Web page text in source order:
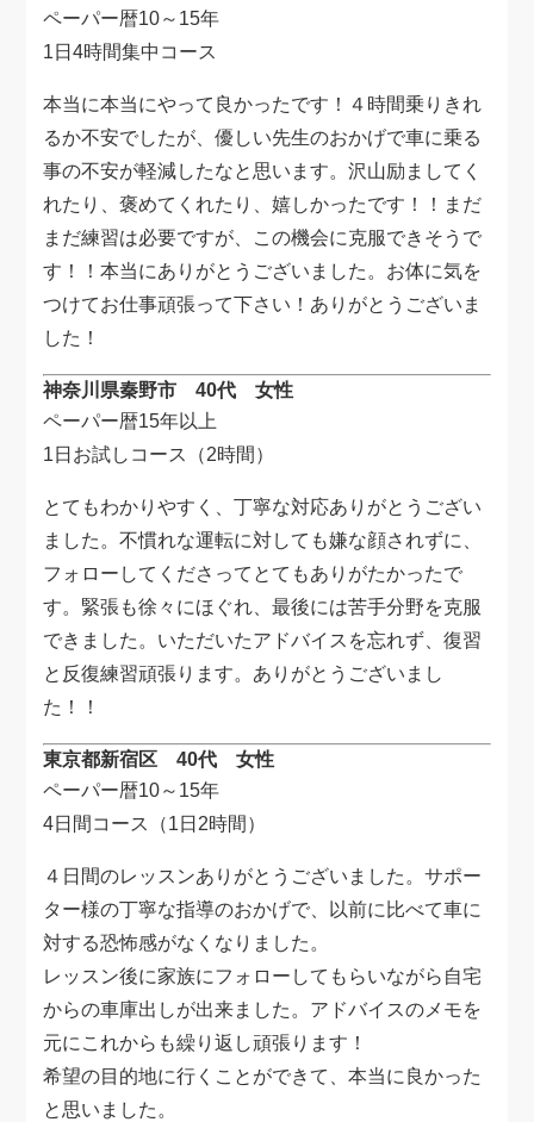
ペーパー暦10～15年
1日4時間集中コース
本当に本当にやって良かったです！４時間乗りきれ
るか不安でしたが、優しい先生のおかげで車に乗る
事の不安が軽減したなと思います。沢山励ましてく
れたり、褒めてくれたり、嬉しかったです！！まだ
まだ練習は必要ですが、この機会に克服できそうで
す！！本当にありがとうございました。お体に気を
つけてお仕事頑張って下さい！ありがとうございま
した！
神奈川県秦野市 40代 女性
ペーパー暦15年以上
1日お試しコース（2時間）
とてもわかりやすく、丁寧な対応ありがとうござい
ました。不慣れな運転に対しても嫌な顔されずに、
フォローしてくださってとてもありがたかったで
す。緊張も徐々にほぐれ、最後には苦手分野を克服
できました。いただいたアドバイスを忘れず、復習
と反復練習頑張ります。ありがとうございまし
た！！
東京都新宿区 40代 女性
ペーパー暦10～15年
4日間コース（1日2時間）
４日間のレッスンありがとうございました。サポー
ター様の丁寧な指導のおかげで、以前に比べて車に
対する恐怖感がなくなりました。
レッスン後に家族にフォローしてもらいながら自宅
からの車庫出しが出来ました。アドバイスのメモを
元にこれからも繰り返し頑張ります！
希望の目的地に行くことができて、本当に良かった
と思いました。